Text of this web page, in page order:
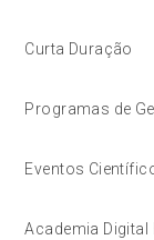
Curta Duração
Programas de
Eventos
Academia Digital